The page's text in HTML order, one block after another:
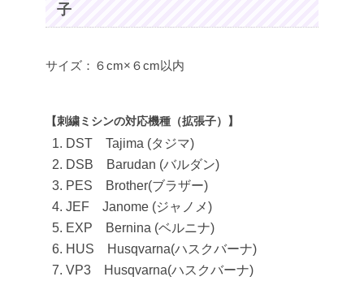
子
サイズ：６cm×６cm以内
【刺繍ミシンの対応機種（拡張子）】
DST Tajima (タジマ)
DSB Barudan (バルダン)
PES Brother(ブラザー)
JEF Janome (ジャノメ)
EXP Bernina (ベルニナ)
HUS Husqvarna(ハスクバーナ)
VP3 Husqvarna(ハスクバーナ)